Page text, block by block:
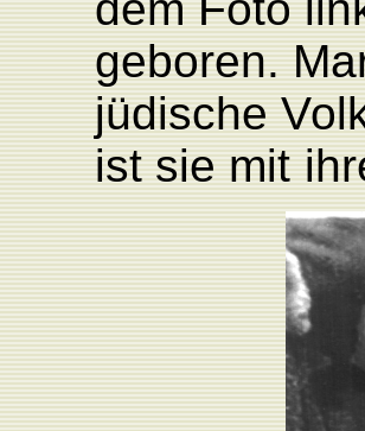
geboren.
jüdischeV
ist sie mit